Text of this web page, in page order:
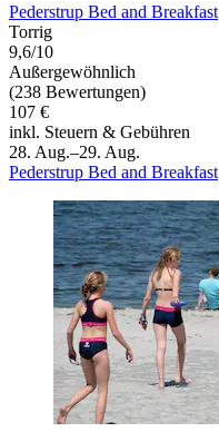
Pederstrup Bed and Breakfast
Torrig
9,6/10
Außergewöhnlich
(238 Bewertungen)
107 €
inkl. Steuern & Gebühren
28. Aug.–29. Aug.
Pederstrup Bed and Breakfast